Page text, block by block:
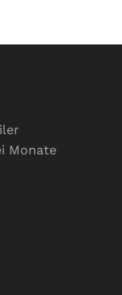
Monate